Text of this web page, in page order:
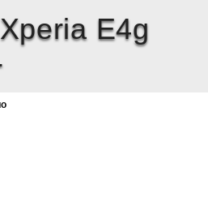
E4g